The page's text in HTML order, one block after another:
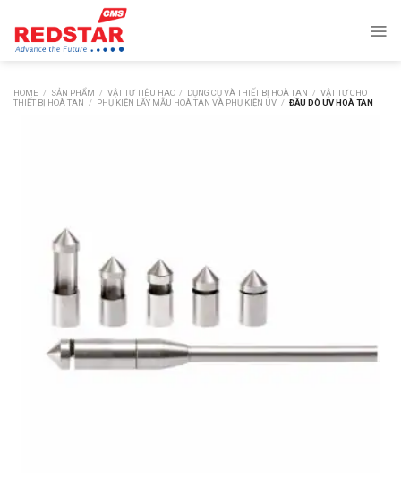
content
HOME / SẢN PHẨM / VẬT TƯ TIÊU HAO / DỤNG CỤ VÀ THIẾT BỊ HOÀ TAN / VẬT TƯ CHO
THIẾT BỊ HOÀ TAN / PHỤ KIỆN LẤY MẪU HOÀ TAN VÀ PHỤ KIỆN UV / ĐẦU DÒ UV HOÀ TAN